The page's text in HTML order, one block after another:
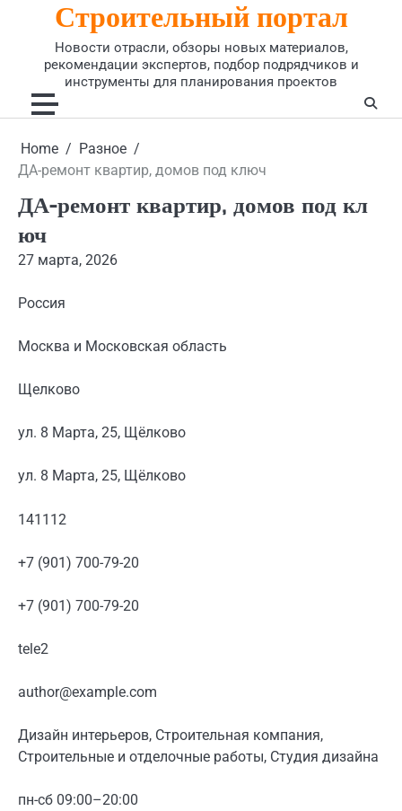
Строительный портал
Новости отрасли, обзоры новых материалов,
рекомендации экспертов, подбор подрядчиков и
инструменты для планирования проектов
Home
Разное
ДА-ремонт квартир, домов под ключ
ДА-ремонт квартир, домов под кл
юч
27 марта, 2026
Россия
Москва и Московская область
Щелково
ул. 8 Марта, 25, Щёлково
ул. 8 Марта, 25, Щёлково
141112
+7 (901) 700-79-20
+7 (901) 700-79-20
tele2
author@example.com
Дизайн интерьеров, Строительная компания,
Строительные и отделочные работы, Студия дизайна
пн-сб 09:00–20:00